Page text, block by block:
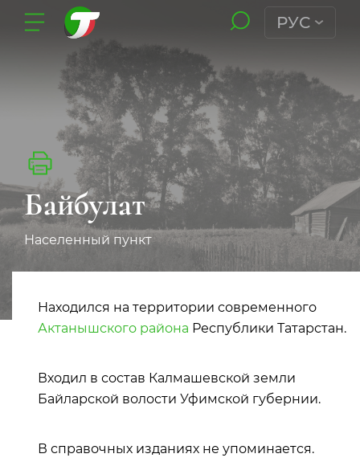
РУС
Байбулат
Населенный пункт
Находился на территории современного
Актанышского района Республики Татарстан.
Входил в состав Калмашевской земли
Байларской волости Уфимской губернии.
В справочных изданиях не упоминается.